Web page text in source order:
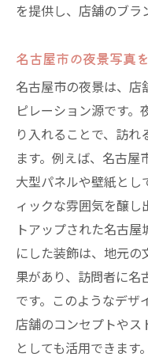
を提供し、店舗のブラ
名古屋市の夜景写真
名古屋市の夜景は、
ピレーション源です
り入れることで、訪
ます。例えば、名古
大型パネルや壁紙と
ィックな雰囲気を醸し
トアップされた名古
にした装飾は、地元
果があり、訪問者に
です。このようなデザ
店舗のコンセプトやス
としても活用できま